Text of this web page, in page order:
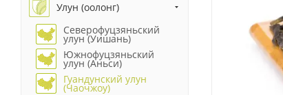
Улун (оолонг)
Северофуцзяньский
улун (Уишань)
Южнофуцзяньский
улун (Аньси)
Гуандунский улун
(Чаочжоу)